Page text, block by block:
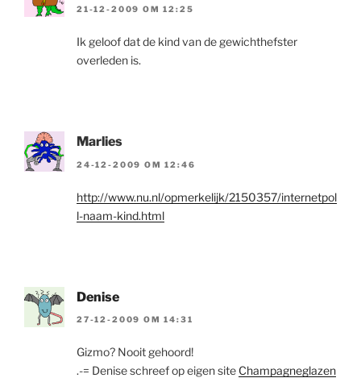
21-12-2009 OM 12:25
Ik geloof dat de kind van de gewichthefster
overleden is.
Marlies
24-12-2009 OM 12:46
http://www.nu.nl/opmerkelijk/2150357/internetpol
l-naam-kind.html
Denise
27-12-2009 OM 14:31
Gizmo? Nooit gehoord!
.-= Denise schreef op eigen site Champagneglazen